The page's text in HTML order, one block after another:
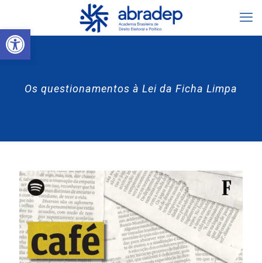
Abrir a barra de ferramentas
Os questionamentos à Lei da Ficha Limpa